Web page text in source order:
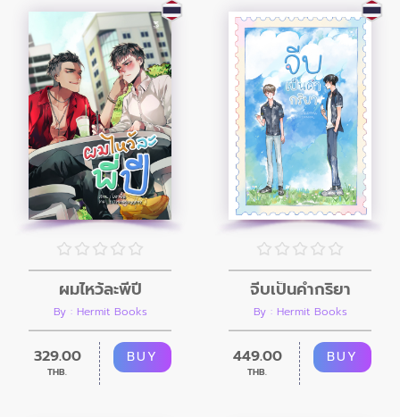
ผมไหว้ละพี่ปี
By : Hermit Books
329.00
THB.
BUY
จีบเป็นคำกริยา
By : Hermit Books
449.00
THB.
BUY